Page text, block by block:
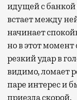
идущей с банкой
встает между
начинает
но в этот
резкий удар в
видимо, ломает
паре интерес и
приезда скорой.